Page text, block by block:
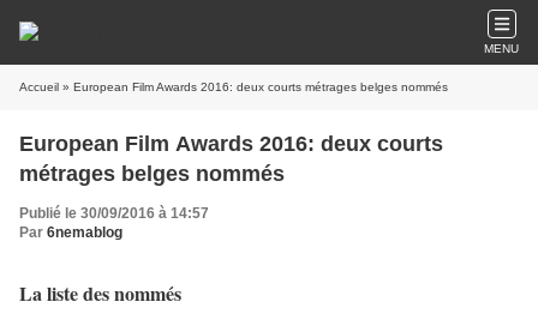
MENU
Accueil » European Film Awards 2016: deux courts métrages belges nommés
European Film Awards 2016: deux courts
métrages belges nommés
Publié le 30/09/2016 à 14:57
Par 6nemablog
La liste des nommés